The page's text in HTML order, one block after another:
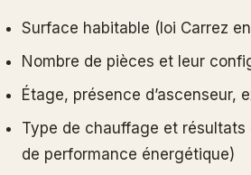
Surface habitable (loi Carrez
Nombre de pièces et leur
Étage, présence d’ascenseur,
Type de chauffage et résultats
de performance énergétique)